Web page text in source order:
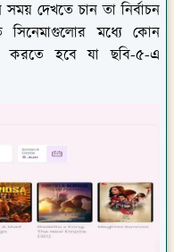
দেখতে চান তা নির্বাচন
সিনেমাগুলোর মধ্যে কোন
করতে হবে যা ছবি-৫-এ